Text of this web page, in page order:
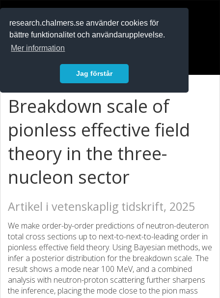
research.chalmers.se använder cookies för
bättre funktionalitet och användarupplevelse.
Mer information
Jag förstår
Breakdown scale of
pionless effective field
theory in the three-
nucleon sector
Artikel i vetenskaplig tidskrift, 2025
We make order-by-order predictions of neutron-deuteron
total cross sections up to next-to-next-to-leading order in
pionless effective field theory. Using Bayesian methods, we
infer a posterior distribution for the breakdown scale. The
result shows a mode near 100 MeV, and a combined
analysis with neutron-proton scattering further sharpens
the inference, placing the mode close to the pion mass